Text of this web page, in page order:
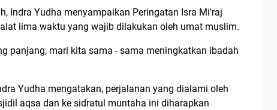
Indra Yudha menyampaikan Peringatan Isra Mi'raj
lima waktu yang wajib dilakukan oleh umat muslim.
panjang, mari kita sama - sama meningkatkan ibadah
Yudha mengatakan, perjalanan yang dialami oleh
aqsa dan ke sidratul muntaha ini diharapkan